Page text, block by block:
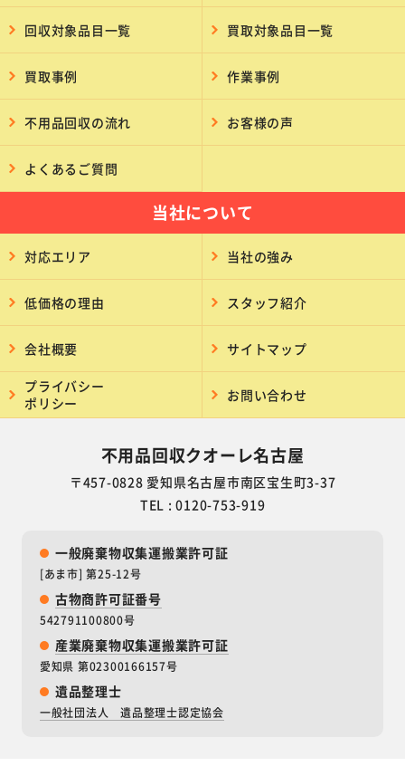
回収対象品目一覧 買取対象品目一覧
買取事例 作業事例
不用品回収の流れ お客様の声
よくあるご質問
当社について
対応エリア 当社の強み
低価格の理由 スタッフ紹介
会社概要 サイトマップ
プライバシー
ポリシー
お問い合わせ
不用品回収クオーレ名古屋
〒457-0828 愛知県名古屋市南区宝生町3-37
TEL : 0120-753-919
一般廃棄物収集運搬業許可証
[あま市] 第25-12号
古物商許可証番号
542791100800号
産業廃棄物収集運搬業許可証
愛知県 第02300166157号
遺品整理士
一般社団法人 遺品整理士認定協会